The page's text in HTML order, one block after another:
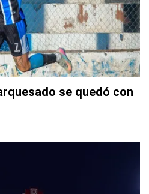
se quedó con